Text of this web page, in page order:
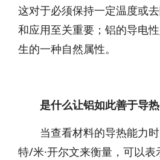
这对于必须保持一定温度或
和应用至关重要；铝的导电
生的一种自然属性。
是什么让铝如此善于导热
当查看材料的导热能力
特/米·开尔文来衡量，可以